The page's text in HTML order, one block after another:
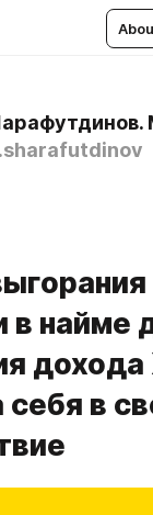
в найме
дохода
в